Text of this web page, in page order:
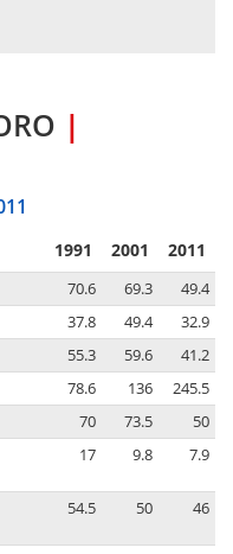
|
1991 2001 2011
70.6 69.3
49.4
37.8 49.4
32.9
55.3 59.6
41.2
78.6 136
245.5
70 73.5
50
17 9.8 7.9
54.5 50 46